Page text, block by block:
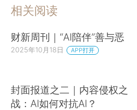
相关阅读
财新周刊｜“AI陪伴”善与恶
2025年10月18日 APP打开
封面报道之二｜内容侵权之
战：AI如何对抗AI？